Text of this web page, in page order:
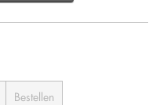
Bestellen